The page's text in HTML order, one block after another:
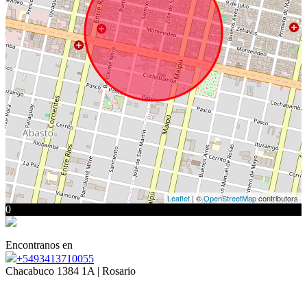
Leaflet | ©OpenStreetMapcontributors
0
Encontranos en
+5493413710055
Chacabuco 1384 1A | Rosario